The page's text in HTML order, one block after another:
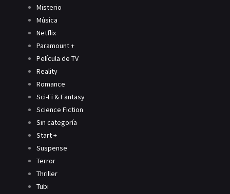
Misterio
Música
Netflix
Paramount +
Película de TV
Reality
Romance
Sci-Fi & Fantasy
Science Fiction
Sin categoría
Start +
Suspense
Terror
Thriller
Tubi